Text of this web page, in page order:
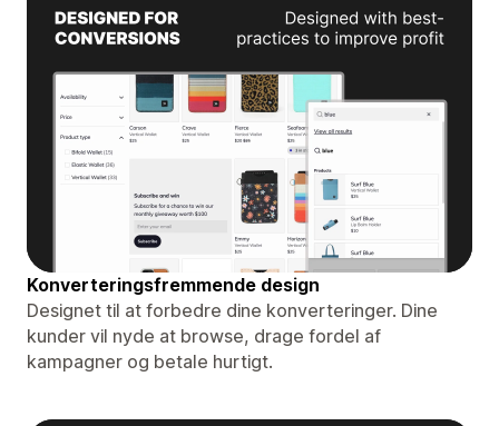
Konverteringsfremmende design
Designet til at forbedre dine konverteringer. Dine
kunder vil nyde at browse, drage fordel af
kampagner og betale hurtigt.